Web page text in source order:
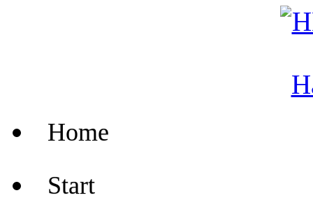
Home
Start